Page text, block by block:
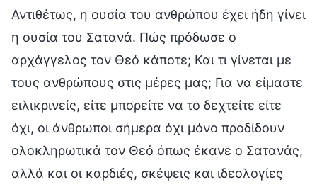
Αντιθέτως, η ουσία του ανθρώπου έχει ήδη γίνει
η ουσία του Σατανά. Πώς πρόδωσε ο
αρχάγγελος τον Θεό κάποτε; Και τι γίνεται με
τους ανθρώπους στις μέρες μας; Για να είμαστε
ειλικρινείς, είτε μπορείτε να το δεχτείτε είτε
όχι, οι άνθρωποι σήμερα όχι μόνο προδίδουν
ολοκληρωτικά τον Θεό όπως έκανε ο Σατανάς,
αλλά και οι καρδιές, σκέψεις και ιδεολογίες